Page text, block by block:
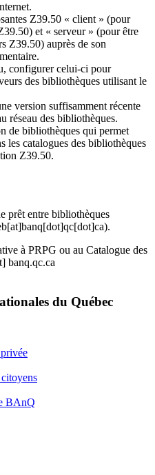
Z39.50 « client » (pour
et « serveur » (pour être
Z39.50) auprès de son
configurer celui-ci pour
des bibliothèques utilisant le
version suffisamment récente
réseau des bibliothèques.
de bibliothèques qui permet
les catalogues des bibliothèques
Z39.50.
prêt entre bibliothèques
.
à PRPG ou au Catalogue des
banq.qc.ca
du Québec
BAnQ